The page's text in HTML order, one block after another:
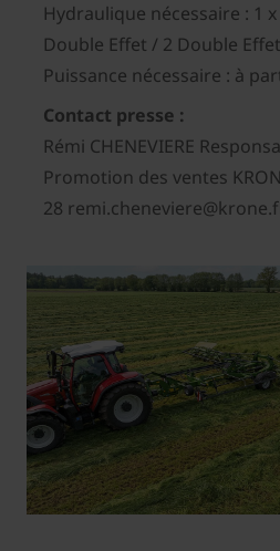
Hydraulique nécessaire : 1
Double Effet / 2 Double
Puissance nécessaire : à
Contact presse :
Rémi CHENEVIERE
Promotion des ventes
28